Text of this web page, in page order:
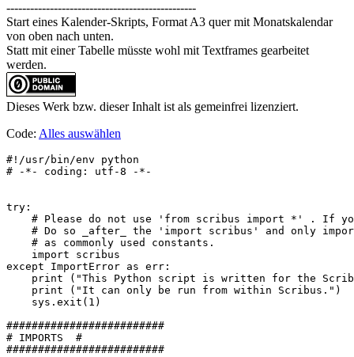
------------------------------------------------
Start eines Kalender-Skripts, Format A3 quer mit Monatskalendar
von oben nach unten.
Statt mit einer Tabelle müsste wohl mit Textframes gearbeitet
werden.
Dieses Werk bzw. dieser Inhalt ist als gemeinfrei lizenziert.
Code: Alles auswählen
#!/usr/bin/env python
# -*- coding: utf-8 -*-
try:
# Please do not use 'from scribus import *' . If
# Do so _after_ the 'import scribus' and only
    # as commonly used constants.
    import scribus
except ImportError as err:
print ("This Python script is written for the
    print ("It can only be run from within Scribus.")
    sys.exit(1)
#########################
# IMPORTS  #
#########################